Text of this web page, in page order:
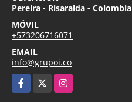
Pereira - Risaralda - Colombia
MÓVIL
+573206716071
EMAIL
info@grupoi.co
Facebook
Instagram